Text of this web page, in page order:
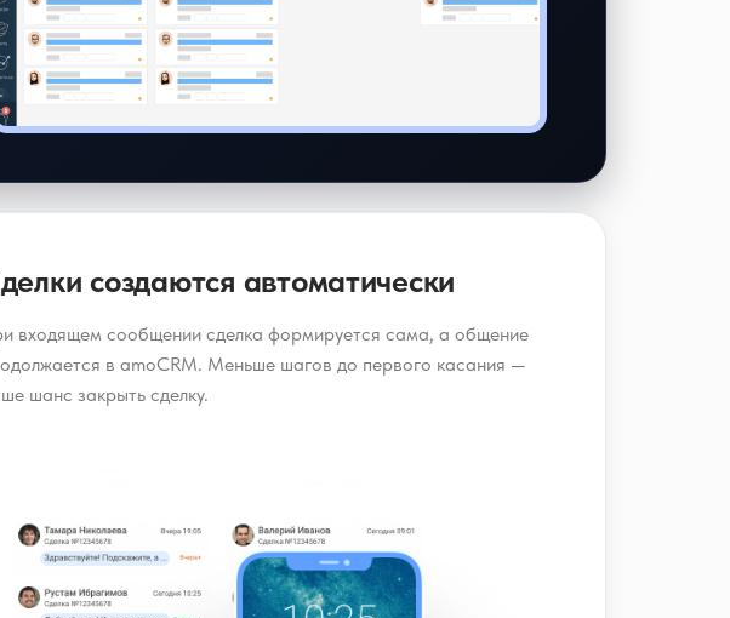
создаются автоматически
входящем сообщении сделка формируется сама, а общение
в amoCRM. Меньше шагов до первого касания —
шанс закрыть сделку.